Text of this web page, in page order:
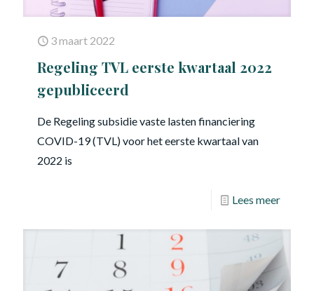
3 maart 2022
Regeling TVL eerste kwartaal 2022
gepubliceerd
De Regeling subsidie vaste lasten financiering
COVID-19 (TVL) voor het eerste kwartaal van
2022 is
Lees meer